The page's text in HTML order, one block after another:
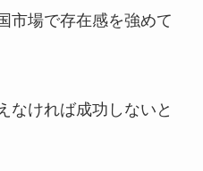
市場で存在感を強めて
なければ成功しないと